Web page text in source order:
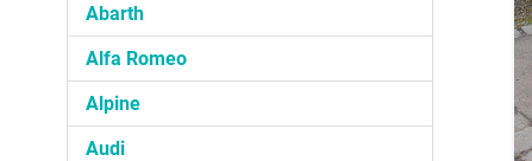
Abarth
Alfa Romeo
Alpine
Audi